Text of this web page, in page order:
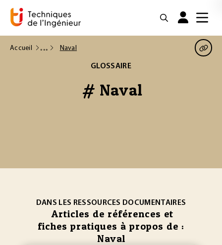
Accueil Naval
GLOSSAIRE
# Naval
DANS LES RESSOURCES DOCUMENTAIRES
Articles de références et
fiches pratiques à propos de :
Naval